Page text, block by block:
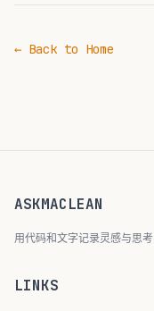
← Back to Home
ASKMACLEAN
用代码和文字记录灵感与思
LINKS